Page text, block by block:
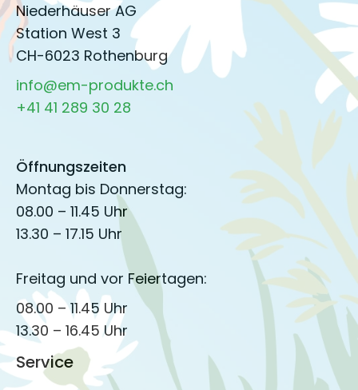
Niederhäuser AG
Station West 3
CH-6023 Rothenburg
info@em-produkte.ch
+41 41 289 30 28
Öffnungszeiten
Montag bis Donnerstag:
08.00 – 11.45 Uhr
13.30 – 17.15 Uhr
Freitag und vor Feiertagen:
08.00 – 11.45 Uhr
13.30 – 16.45 Uhr
Service